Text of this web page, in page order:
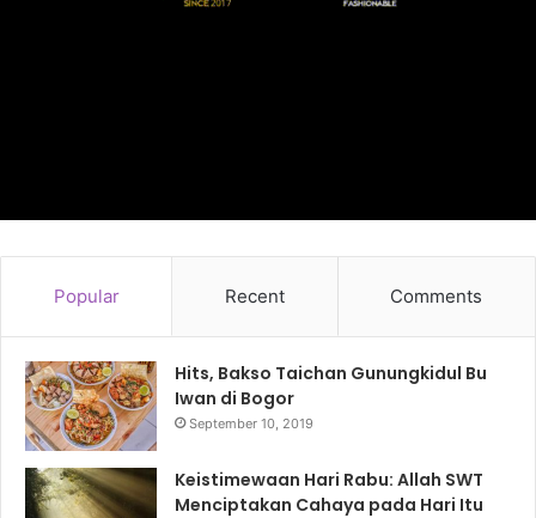
Popular Recent Comments
Hits, Bakso Taichan Gunungkidul Bu
Iwan di Bogor
September 10, 2019
Keistimewaan Hari Rabu: Allah SWT
Menciptakan Cahaya pada Hari Itu